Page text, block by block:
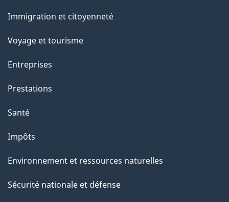
sujets
Immigration et citoyenneté
Voyage et tourisme
Entreprises
Prestations
Santé
Impôts
Environnement et ressources naturelles
Sécurité nationale et défense